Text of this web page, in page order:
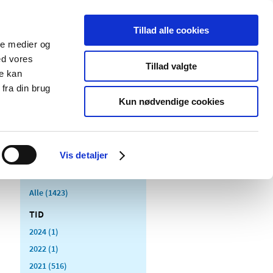
medier og
vores
kan
din brug
Vis detaljer
Tillad alle cookies
Tillad valgte
Kun nødvendige cookies
Særlige
produktområder
Alle (1423)
TID
2024 (1)
2022 (1)
2021 (516)